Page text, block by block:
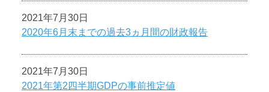
2021年7月30日
2020年6月末までの過去3ヵ月間の財政報告
2021年7月30日
2021年第2四半期GDPの事前推定値